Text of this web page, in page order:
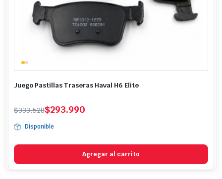
Juego Pastillas Traseras Haval H6 Elite
$333.528
El
original
$333.528.
$293.990
El
actual
$293.990.
Disponible
Agregar al carrito